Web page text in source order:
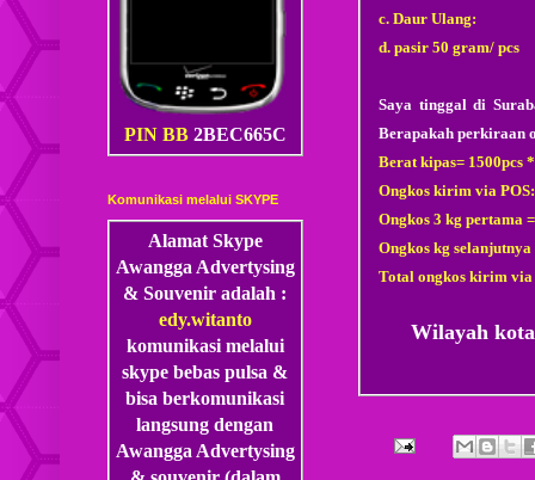
c. Daur Ulang:
d. pasir 50 gram/ pcs
Saya tinggal di
Berapakah perkiraan
Berat kipas= 1500pcs
Ongkos kirim via POS:
Ongkos 3 kg pertama
Ongkos kg
Total ongkos kirim via
Wilayah
PIN BB 2BEC665C
Komunikasi melalui SKYPE
Alamat Skype
Awangga Advertysing
& Souvenir adalah :
edy.witanto
komunikasi melalui
skype bebas pulsa &
bisa berkomunikasi
langsung dengan
Awangga Advertysing